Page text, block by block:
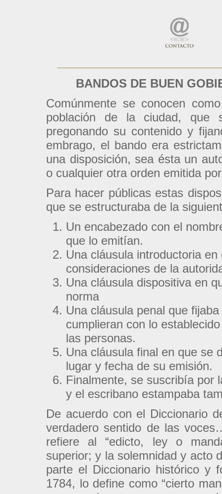
BANDOS DE BUEN
Comúnmente se conocen
población de la ciudad, que
pregonando su contenido y
embrago, el bando era
una disposición, sea ésta un
o cualquier otra orden emitida
Para hacer públicas estas
que se estructuraba de la
Un encabezado con el
que lo emitían.
Una cláusula introductoria
consideraciones de la
Una cláusula dispositiva en
norma
Una cláusula penal que
cumplieran con lo
las personas.
Una cláusula final en que se
lugar y fecha de su emisión.
Finalmente, se suscribía por
y el escribano estampaba
De acuerdo con el Diccionario
verdadero sentido de las
refiere al “edicto, ley o
superior; y la solemnidad y acto
parte el Diccionario histórico y
1784, lo define como “cierto